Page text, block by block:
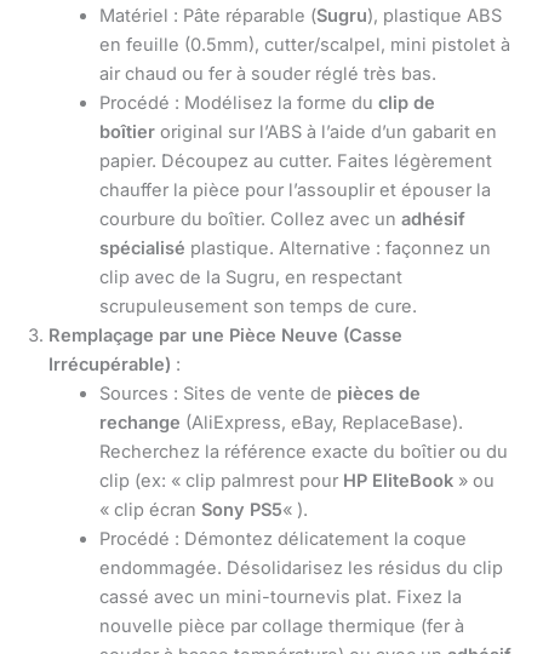
Matériel : Pâte réparable (Sugru), plastique ABS
en feuille (0.5mm), cutter/scalpel, mini pistolet à
air chaud ou fer à souder réglé très bas.
Procédé : Modélisez la forme du clip de
boîtieroriginal sur l’ABS à l’aide d’un gabarit en
papier. Découpez au cutter. Faites légèrement
chauffer la pièce pour l’assouplir et épouser la
courbure du boîtier. Collez avec un adhésif
spécialisé plastique. Alternative : façonnez un
clip avec de la Sugru, en respectant
scrupuleusement son temps de cure.
Remplaçage par une Pièce Neuve (Casse
Irrécupérable) :
Sources : Sites de vente de pièces de
rechange (AliExpress, eBay, ReplaceBase).
Recherchez la référence exacte du boîtier ou du
clip (ex: « clip palmrest pour HP EliteBook» ou
« clip écran Sony PS5« ).
Procédé : Démontez délicatement la coque
endommagée. Désolidarisez les résidus du clip
cassé avec un mini-tournevis plat. Fixez la
nouvelle pièce par collage thermique (fer à